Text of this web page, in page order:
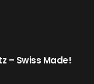
– Swiss Made!